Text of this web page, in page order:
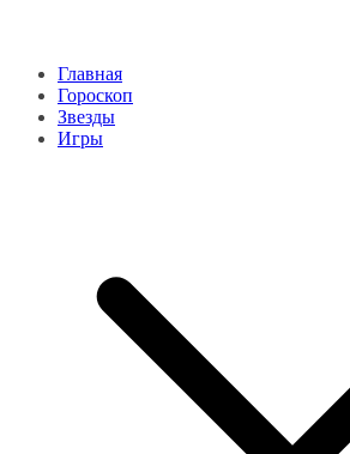
Главная
Гороскоп
Звезды
Игры